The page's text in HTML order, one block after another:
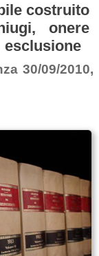
costruito
onere
30/09/2010,